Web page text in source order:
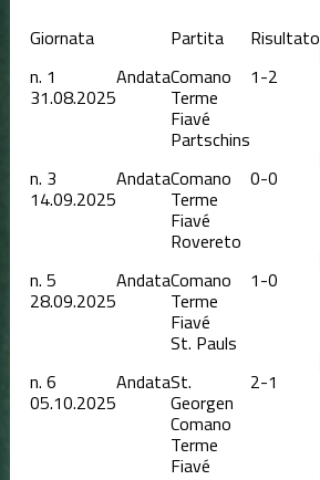
Giornata Partita Risultato
n. 1
31.08.2025
AndataComano
Terme
Fiavé
Partschins
1-2
n. 3
14.09.2025
AndataComano
Terme
Fiavé
Rovereto
0-0
n. 5
28.09.2025
AndataComano
Terme
Fiavé
St. Pauls
1-0
n. 6
05.10.2025
AndataSt.
Georgen
Comano
Terme
Fiavé
2-1